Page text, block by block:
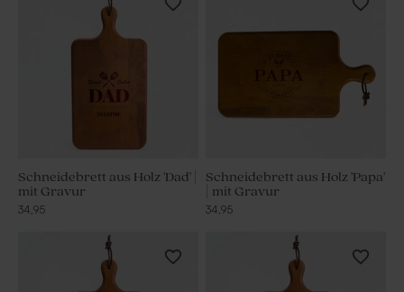
Schneidebrett aus Holz 'Dad' |
mit Gravur
34,95
Schneidebrett aus Holz 'Papa'
| mit Gravur
34,95